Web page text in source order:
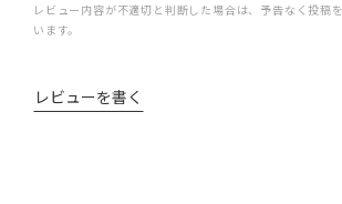
レビュー内容が不適切と判断した場合は、予告なく投稿
います。
レビューを書く